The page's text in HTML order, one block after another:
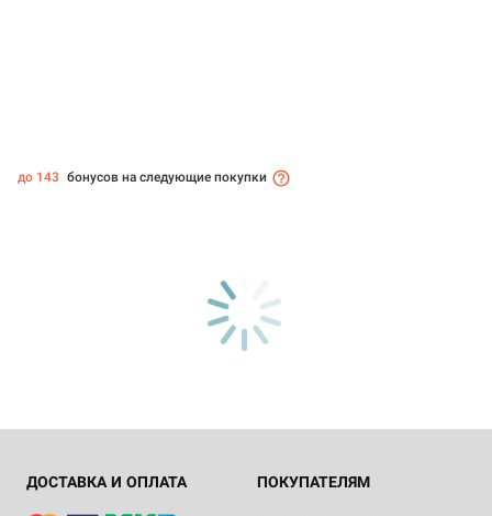
до 143 бонусов на следующие покупки
ДОСТАВКА И ОПЛАТА ПОКУПАТЕЛЯМ